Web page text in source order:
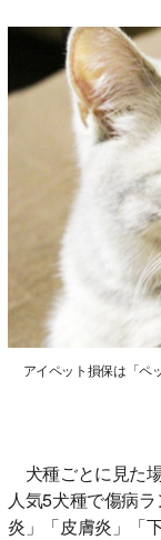
アイペット損保は「ペ
犬種ごとに見た
人気5犬種で傷病
炎」「皮膚炎」「